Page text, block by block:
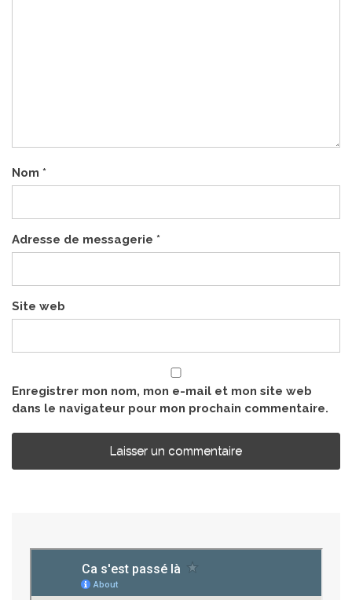
Nom *
Adresse de messagerie *
Site web
Enregistrer mon nom, mon e-mail et mon site web
dans le navigateur pour mon prochain commentaire.